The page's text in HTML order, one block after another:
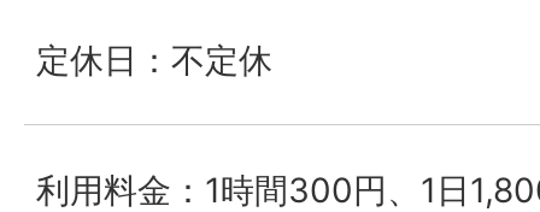
定休日：不定休
利用料金：1時間300円、1日